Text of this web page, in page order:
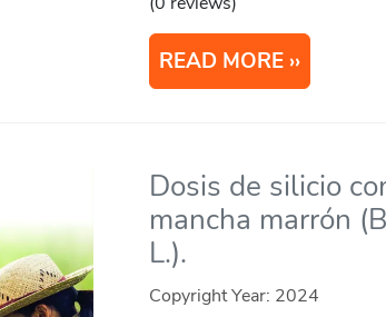
READ MORE
Dosis de silicio
mancha marrón
L.).
Copyright Year: 2024